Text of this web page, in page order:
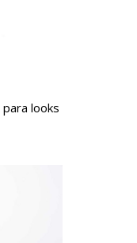
para looks